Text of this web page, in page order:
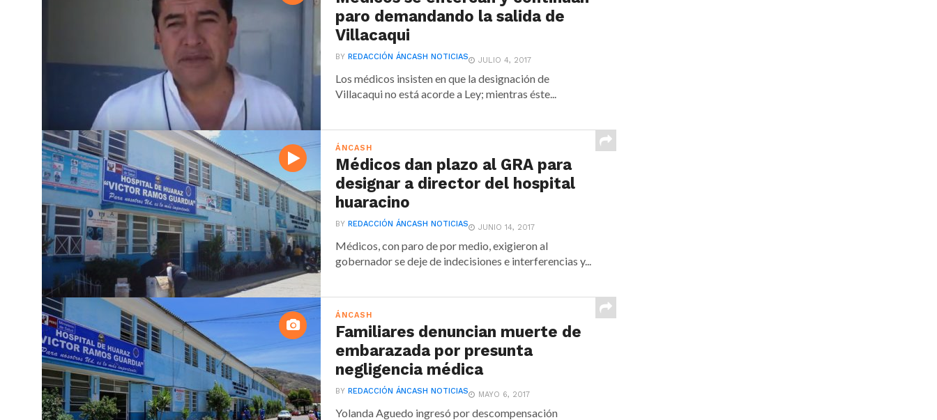
paro demandando la salida de
Villacaqui
BYREDACCIÓN ÁNCASH NOTICIAS JULIO 4, 2017
Los médicos insisten en que la designación de
Villacaqui no está acorde a Ley; mientras éste...
ÁNCASH
Médicos dan plazo al GRA para
designar a director del hospital
huaracino
BYREDACCIÓN ÁNCASH NOTICIAS JUNIO 14, 2017
Médicos, con paro de por medio, exigieron al
gobernador se deje de indecisiones e interferencias y...
ÁNCASH
Familiares denuncian muerte de
embarazada por presunta
negligencia médica
BYREDACCIÓN ÁNCASH NOTICIAS MAYO 6, 2017
Yolanda Aguedo ingresó por descompensación